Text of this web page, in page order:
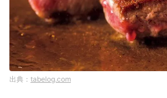
tabelog.com